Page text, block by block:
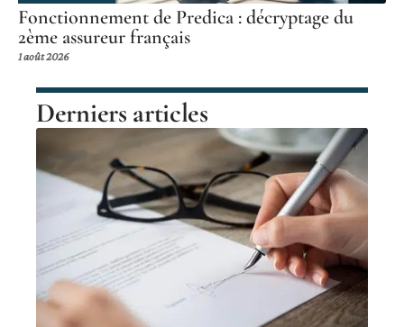
Fonctionnement de Predica : décryptage du
2ème assureur français
1 août 2026
Derniers articles